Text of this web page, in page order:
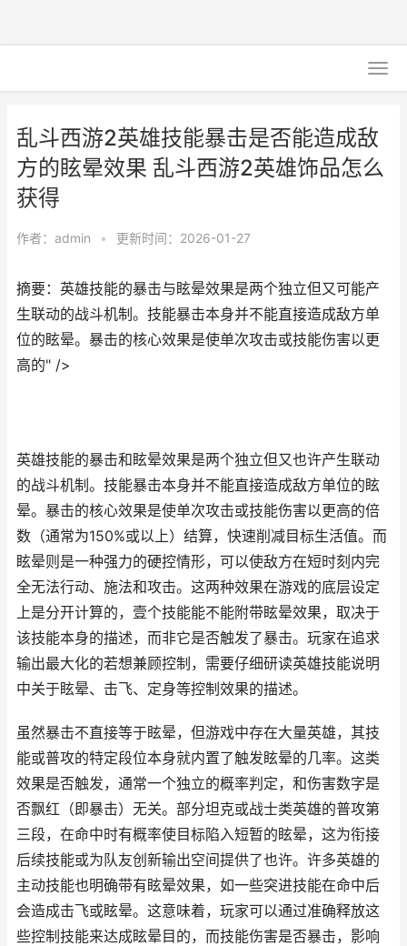
乱斗西游2英雄技能暴击是否能造成敌
方的眩晕效果 乱斗西游2英雄饰品怎么
获得
作者： admin • 更新时间：2026-01-27
摘要：英雄技能的暴击与眩晕效果是两个独立但又可能产
生联动的战斗机制。技能暴击本身并不能直接造成敌方单
位的眩晕。暴击的核心效果是使单次攻击或技能伤害以更
高的" />
英雄技能的暴击和眩晕效果是两个独立但又也许产生联动
的战斗机制。技能暴击本身并不能直接造成敌方单位的眩
晕。暴击的核心效果是使单次攻击或技能伤害以更高的倍
数（通常为150%或以上）结算，快速削减目标生活值。而
眩晕则是一种强力的硬控情形，可以使敌方在短时刻内完
全无法行动、施法和攻击。这两种效果在游戏的底层设定
上是分开计算的，壹个技能能不能附带眩晕效果，取决于
该技能本身的描述，而非它是否触发了暴击。玩家在追求
输出最大化的若想兼顾控制，需要仔细研读英雄技能说明
中关于眩晕、击飞、定身等控制效果的描述。
虽然暴击不直接等于眩晕，但游戏中存在大量英雄，其技
能或普攻的特定段位本身就内置了触发眩晕的几率。这类
效果是否触发，通常一个独立的概率判定，和伤害数字是
否飘红（即暴击）无关。部分坦克或战士类英雄的普攻第
三段，在命中时有概率使目标陷入短暂的眩晕，这为衔接
后续技能或为队友创新输出空间提供了也许。许多英雄的
主动技能也明确带有眩晕效果，如一些突进技能在命中后
会造成击飞或眩晕。这意味着，玩家可以通过准确释放这
些控制技能来达成眩晕目的，而技能伤害是否暴击，影响